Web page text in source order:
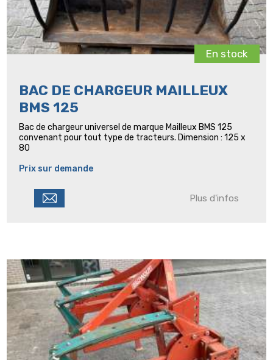
En stock
BAC DE CHARGEUR MAILLEUX
BMS 125
Bac de chargeur universel de marque Mailleux BMS 125
convenant pour tout type de tracteurs. Dimension : 125 x
80
Prix sur demande
Plus d'infos